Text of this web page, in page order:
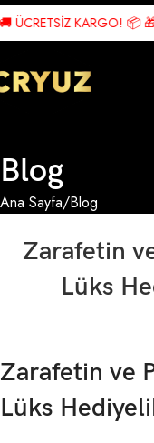
KARGO! 📦 🎁
Blog
Ana Sayfa Blog
Zarafetin
Lüks
Zarafetin ve
Lüks